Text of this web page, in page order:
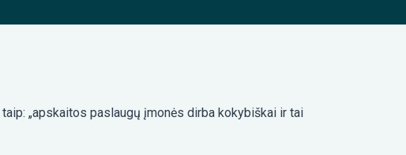
„apskaitos paslaugų įmonės dirba kokybiškai ir tai